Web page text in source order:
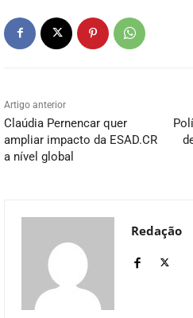
Artigo anterior
Claúdia Pernencar quer
ampliar impacto da ESAD.CR
a nível global
Redação